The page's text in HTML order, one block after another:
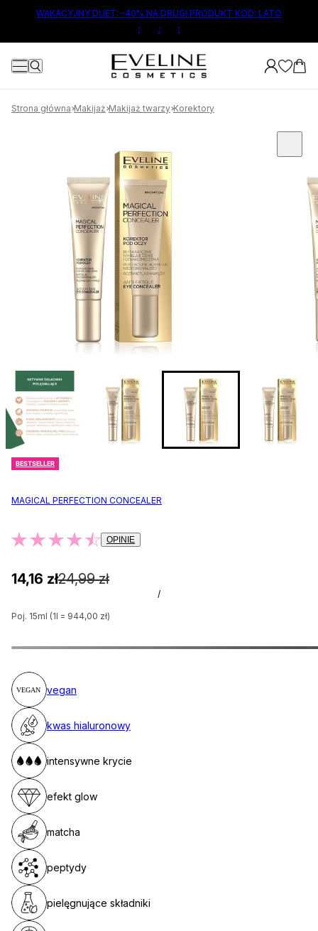
TREŚCI
WAKACYJNY DUET: -40% NA DRUGI PRODUKT KOD: LATO
:
: :
Strona główna Makijaż Makijaż twarzy Korektory
BESTSELLER
MAGICAL PERFECTION CONCEALER
OPINIE
14,16 zł24,99 zł
/
Poj. 15ml (1l = 944,00 zł)
efekt glow
intensywne krycie
kwas hialuronowy
matcha
peptydy
pielęgnujące składniki
vegan